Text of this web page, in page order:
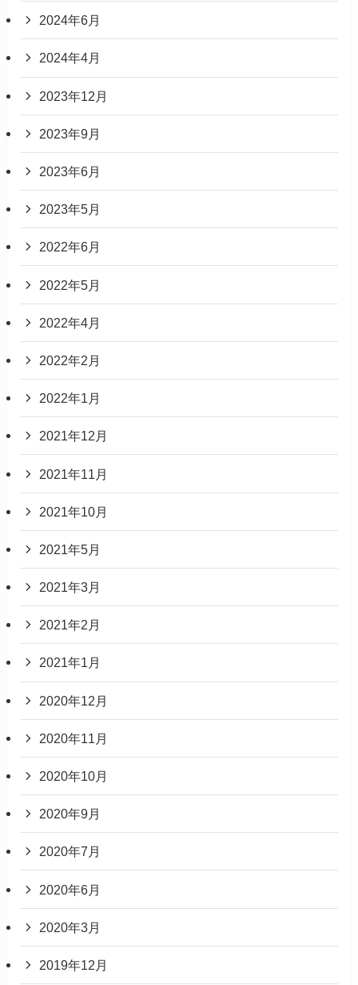
2024年6月
2024年4月
2023年12月
2023年9月
2023年6月
2023年5月
2022年6月
2022年5月
2022年4月
2022年2月
2022年1月
2021年12月
2021年11月
2021年10月
2021年5月
2021年3月
2021年2月
2021年1月
2020年12月
2020年11月
2020年10月
2020年9月
2020年7月
2020年6月
2020年3月
2019年12月